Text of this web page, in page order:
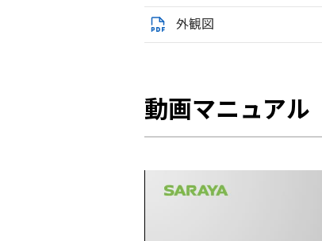
外観図
動画マニュアル